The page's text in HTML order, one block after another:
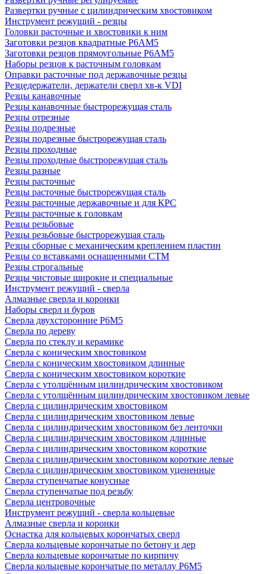
Развертки ручные с цилиндрическим хвостовиком
Инструмент режущий - резцы
Головки расточные и хвостовики к ним
Заготовки резцов квадратные Р6АМ5
Заготовки резцов прямоугольные Р6АМ5
Наборы резцов к расточным головкам
Оправки расточные под державочные резцы
Резцедержатели, держатели сверл хв-к VDI
Резцы канавочные
Резцы канавочные быстрорежущая сталь
Резцы отрезные
Резцы подрезные
Резцы подрезные быстрорежущая сталь
Резцы проходные
Резцы проходные быстрорежущая сталь
Резцы разные
Резцы расточные
Резцы расточные быстрорежущая сталь
Резцы расточные державочные и для КРС
Резцы расточные к головкам
Резцы резьбовые
Резцы резьбовые быстрорежущая сталь
Резцы сборные с механическим креплением пластин
Резцы со вставками оснащенными СТМ
Резцы строгальные
Резцы чистовые широкие и специальные
Инструмент режущий - сверла
Алмазные сверла и коронки
Наборы сверл и буров
Сверла двухсторонние Р6М5
Сверла по дереву
Сверла по стеклу и керамике
Сверла с коническим хвостовиком
Сверла с коническим хвостовиком длинные
Сверла с коническим хвостовиком короткие
Сверла с утолщённым цилиндрическим хвостовиком
Сверла с утолщённым цилиндрическим хвостовиком левые
Сверла с цилиндрическим хвостовиком
Сверла с цилиндрическим хвостовиком левые
Сверла с цилиндрическим хвостовиком без ленточки
Сверла с цилиндрическим хвостовиком длинные
Сверла с цилиндрическим хвостовиком короткие
Сверла с цилиндрическим хвостовиком короткие левые
Сверла с цилиндрическим хвостовиком уцененные
Сверла ступенчатые конусные
Сверла ступенчатые под резьбу
Сверла центровочные
Инструмент режущий - сверла кольцевые
Алмазные сверла и коронки
Оснастка для кольцевых корончатых сверл
Сверла кольцевые корончатые по бетону и дер
Сверла кольцевые корончатые по кирпичу
Сверла кольцевые корончатые по металлу Р6М5